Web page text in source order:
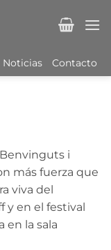
Noticias Contacto
i
más fuerza que
viva del
y en el festival
en la sala